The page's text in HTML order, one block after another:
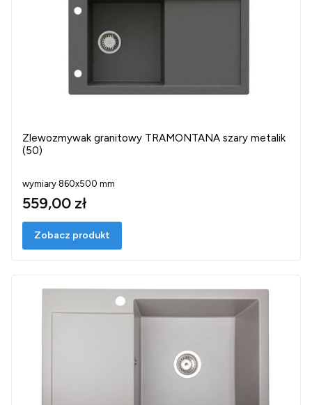
Zlewozmywak granitowy TRAMONTANA szary metalik
(50)
wymiary 860x500 mm
559,00 zł
Zobacz produkt